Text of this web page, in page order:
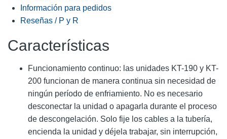
Información para pedidos
Reseñas / P y R
Características
Funcionamiento continuo: las unidades KT-190 y KT-
200 funcionan de manera continua sin necesidad de
ningún período de enfriamiento. No es necesario
desconectar la unidad o apagarla durante el proceso
de descongelación. Solo fije los cables a la tubería,
encienda la unidad y déjela trabajar, sin interrupción,